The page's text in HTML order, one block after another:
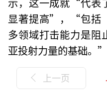
显著提高”，“包括
多领域打击能力是阻
亚投射力量的基础。”
上一页